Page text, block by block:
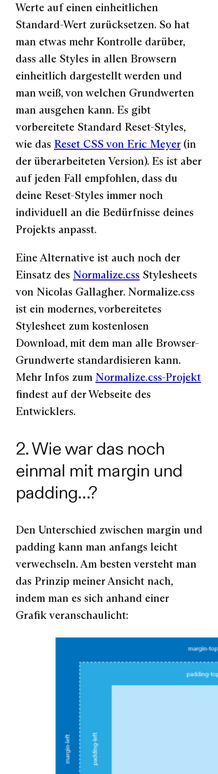
Werte auf einen einheitlichen
Standard-Wert zurücksetzen. So hat
man etwas mehr Kontrolle darüber,
dass alle Styles in allen Browsern
einheitlich dargestellt werden und
man weiß, von welchen Grundwerten
man ausgehen kann. Es gibt
vorbereitete Standard Reset-Styles,
wie das Reset CSS von Eric Meyer (in
der überarbeiteten Version). Es ist aber
auf jeden Fall empfohlen, dass du
deine Reset-Styles immer noch
individuell an die Bedürfnisse deines
Projekts anpasst.
Eine Alternative ist auch noch der
Einsatz des Normalize.css Stylesheets
von Nicolas Gallagher. Normalize.css
ist ein modernes, vorbereitetes
Stylesheet zum kostenlosen
Download, mit dem man alle Browser-
Grundwerte standardisieren kann.
Mehr Infos zum Normalize.css-Projekt
findest auf der Webseite des
Entwicklers.
2. Wie war das noch
einmal mit margin und
padding…?
Den Unterschied zwischen margin und
padding kann man anfangs leicht
verwechseln. Am besten versteht man
das Prinzip meiner Ansicht nach,
indem man es sich anhand einer
Grafik veranschaulicht: